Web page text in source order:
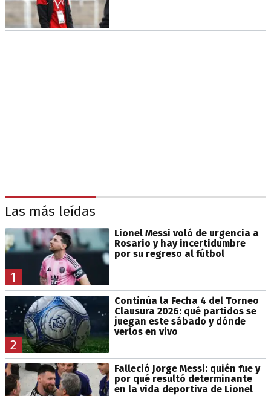
Las más leídas
1
Lionel Messi voló de urgencia a
Rosario y hay incertidumbre
por su regreso al fútbol
2
Continúa la Fecha 4 del Torneo
Clausura 2026: qué partidos se
juegan este sábado y dónde
verlos en vivo
Falleció Jorge Messi: quién fue y
por qué resultó determinante
en la vida deportiva de Lionel